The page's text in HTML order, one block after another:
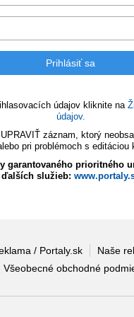
údajov kliknite na
údajov.
záznam, ktorý
pri problémoch s editáciou
garantovaného prioritného
ďalších služieb:
/ Portaly.sk
Naše
Všeobecné obchodné